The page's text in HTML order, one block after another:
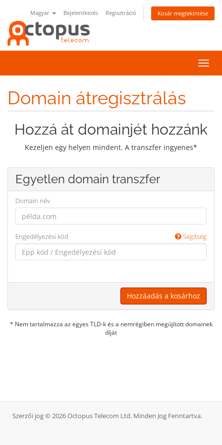
Magyar Bejelentkezés Regisztráció Kosár megtekintése
a
Domain átregisztrálás
Hozzá át domainjét hozzánk
Kezeljen egy helyen mindent. A transzfer ingyenes*
Egyetlen domain transzfer
Domain név
Engedélyezési kód Segítség
Hozzáadás a kosárhoz
* Nem tartalmazza az egyes TLD-k és a nemrégiben megújított domainek
díját
Szerzői jog © 2026 Octopus Telecom Ltd. Minden Jog Fenntartva.